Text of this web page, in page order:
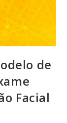
de
Facial